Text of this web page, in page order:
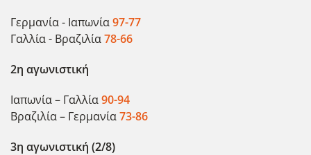
Γερμανία - Ιαπωνία97-77
Γαλλία - Βραζιλία78-66
2η αγωνιστική
Ιαπωνία – Γαλλία90-94
Βραζιλία – Γερμανία73-86
3η αγωνιστική (2/8)